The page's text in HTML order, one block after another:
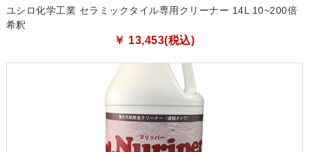
ユシロ化学工業 セラミックタイル専用クリーナー 14L 10~200倍
希釈
￥ 13,453(税込)